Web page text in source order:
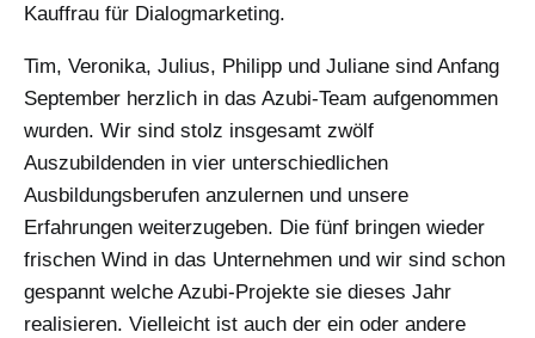
Kauffrau für Dialogmarketing.
Tim, Veronika, Julius, Philipp und Juliane sind Anfang
September herzlich in das Azubi-Team aufgenommen
wurden. Wir sind stolz insgesamt zwölf
Auszubildenden in vier unterschiedlichen
Ausbildungsberufen anzulernen und unsere
Erfahrungen weiterzugeben. Die fünf bringen wieder
frischen Wind in das Unternehmen und wir sind schon
gespannt welche Azubi-Projekte sie dieses Jahr
realisieren. Vielleicht ist auch der ein oder andere